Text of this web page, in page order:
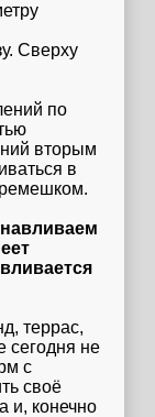
Сверху
по
вторым
в
террас,
сегодня не
с
своё
и, конечно